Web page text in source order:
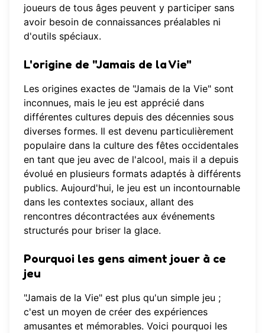
joueurs de tous âges peuvent y participer sans
avoir besoin de connaissances préalables ni
d'outils spéciaux.
L'origine de "Jamais de la Vie"
Les origines exactes de "Jamais de la Vie" sont
inconnues, mais le jeu est apprécié dans
différentes cultures depuis des décennies sous
diverses formes. Il est devenu particulièrement
populaire dans la culture des fêtes occidentales
en tant que jeu avec de l'alcool, mais il a depuis
évolué en plusieurs formats adaptés à différents
publics. Aujourd'hui, le jeu est un incontournable
dans les contextes sociaux, allant des
rencontres décontractées aux événements
structurés pour briser la glace.
Pourquoi les gens aiment jouer à ce
jeu
"Jamais de la Vie" est plus qu'un simple jeu ;
c'est un moyen de créer des expériences
amusantes et mémorables. Voici pourquoi les